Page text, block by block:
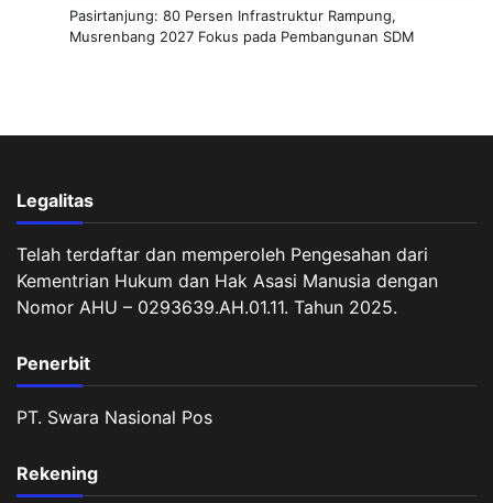
Pasirtanjung: 80 Persen Infrastruktur Rampung,
Musrenbang 2027 Fokus pada Pembangunan SDM
Legalitas
Telah terdaftar dan memperoleh Pengesahan dari
Kementrian Hukum dan Hak Asasi Manusia dengan
Nomor AHU – 0293639.AH.01.11. Tahun 2025.
Penerbit
PT. Swara Nasional Pos
Rekening